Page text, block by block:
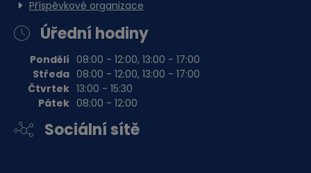
Příspěvkové organizace
Úřední hodiny
Pondělí
Středa
Čtvrtek
Pátek
08:00 - 12:00, 13:00 - 17:00
08:00 - 12:00, 13:00 - 17:00
13:00 - 15:30
08:00 - 12:00
Sociální sítě